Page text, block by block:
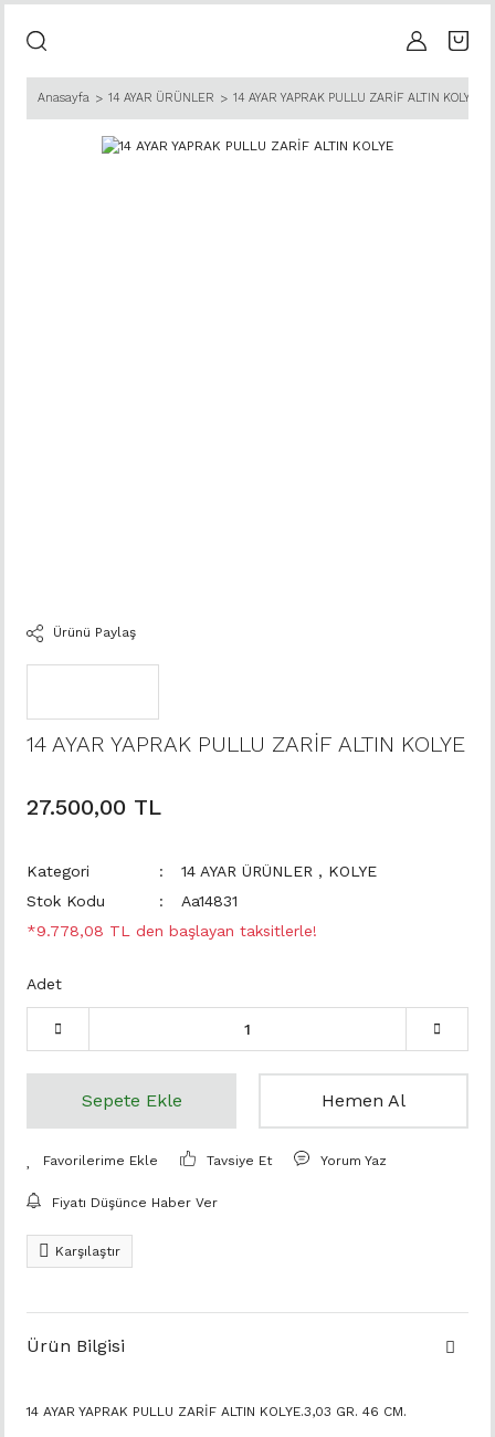
Anasayfa 14 AYAR ÜRÜNLER 14 AYAR YAPRAK PULLU ZARİF ALTIN KOLYE
Ürünü Paylaş
14 AYAR YAPRAK PULLU ZARİF ALTIN KOLYE
27.500,00 TL
Kategori 14 AYAR ÜRÜNLER , KOLYE
Stok Kodu
Aa14831
*9.778,08 TL den başlayan taksitlerle!
Adet
Sepete Ekle Hemen Al
Tavsiye Et Yorum Yaz
Fiyatı Düşünce Haber Ver
Karşılaştır
Ürün Bilgisi
14 AYAR YAPRAK PULLU ZARİF ALTIN KOLYE.3,03 GR. 46 CM.